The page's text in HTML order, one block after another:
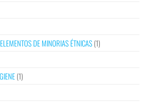
DE MINORIAS ÉTNICAS(1)
(1)